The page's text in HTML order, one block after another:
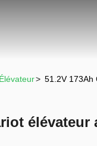
> 51.2V 173Ah
élévateur